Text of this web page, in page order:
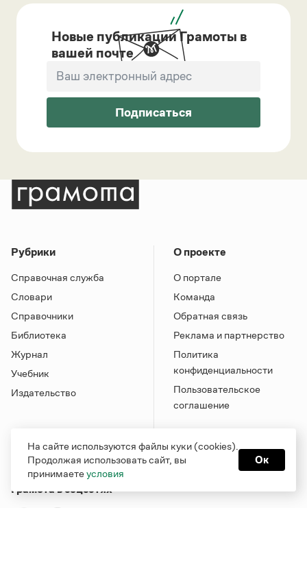
Новые публикации Грамоты в
вашей почте
Подписаться
Рубрики
Справочная служба
Словари
Справочники
Библиотека
Журнал
Учебник
Издательство
О проекте
О портале
Команда
Обратная связь
Реклама и партнерство
Политика
конфиденциальности
Пользовательское
соглашение
Грамота в соцсетях
На сайте используются файлы куки (cookies).
Продолжая использовать сайт, вы
принимаетеусловия
Ок